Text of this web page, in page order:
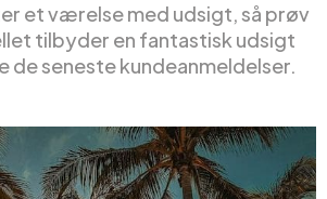
et værelse med udsigt, så prøv
tilbyder en fantastisk udsigt
de seneste kundeanmeldelser.